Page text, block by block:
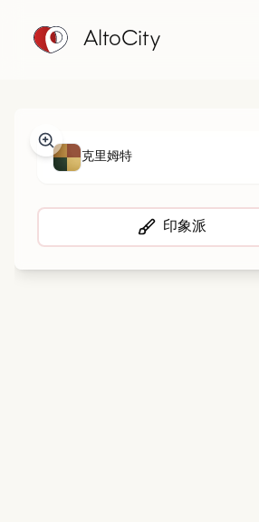
AltoCity
克里姆特
印象派